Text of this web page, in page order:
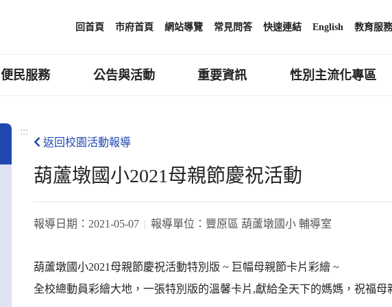
回首頁 市府首頁 網站導覽 常見問答 快速連結 English 教育服
便民服務 公告與活動 重要資訊 性別主流化專區
:::
返回校園活動報導
葫蘆墩國小2021母親節慶祝活動
報導日期： 2021-05-07 報導單位： 豐原區 葫蘆墩國小 輔導室
葫蘆墩國小2021母親節慶祝活動特別版 ~ 巨幅母親節卡片彩繪 ~
全校總動員彩繪大地，一張特別版的溫馨卡片,獻給全天下的媽媽，祝福母